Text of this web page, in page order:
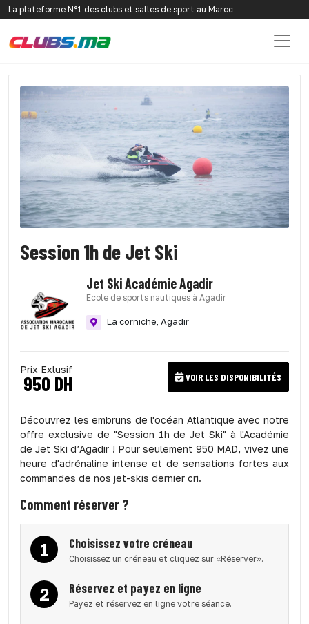
La plateforme N°1 des clubs et salles de sport au Maroc
Session 1h de Jet Ski
Jet Ski Académie Agadir
Ecole de sports nautiques à Agadir
La corniche, Agadir
Prix Exlusif
950 DH VOIR LES DISPONIBILITÉS
Découvrez les embruns de l'océan Atlantique avec notre
offre exclusive de "Session 1h de Jet Ski" à l'Académie
de Jet Ski d’Agadir ! Pour seulement 950 MAD, vivez une
heure d'adrénaline intense et de sensations fortes aux
commandes de nos jet-skis dernier cri.
Comment réserver ?
1 Choisissez votre créneau
Choisissez un créneau et cliquez sur «Réserver».
2 Réservez et payez en ligne
Payez et réservez en ligne votre séance.